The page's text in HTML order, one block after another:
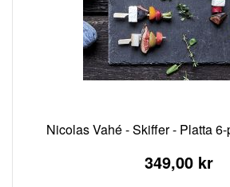
Nicolas Vahé - Skiffer - Platta
349,00 kr